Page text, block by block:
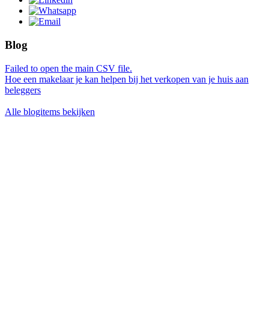
Blog
Failed to open the main CSV file.
Hoe een makelaar je kan helpen bij het verkopen van je huis aan
beleggers
Alle blogitems bekijken